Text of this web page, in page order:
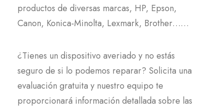
productos de diversas marcas, HP, Epson,
Canon, Konica-Minolta, Lexmark, Brother……
¿Tienes un dispositivo averiado y no estás
seguro de si lo podemos reparar? Solicita una
evaluación gratuita y nuestro equipo te
proporcionará información detallada sobre las